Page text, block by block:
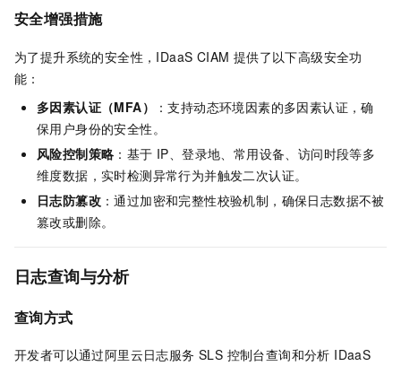
安全增强措施
为了提升系统的安全性，IDaaS CIAM 提供了以下高级安全功
能：
多因素认证（MFA）
：支持动态环境因素的多因素认证，确
保用户身份的安全性。
风险控制策略 ：基于 IP、登录地、常用设备、访问时段等多
维度数据，实时检测异常行为并触发二次认证。
日志防篡改 ：通过加密和完整性校验机制，确保日志数据不被
篡改或删除。
日志查询与分析
查询方式
开发者可以通过阿里云日志服务 SLS 控制台查询和分析 IDaaS